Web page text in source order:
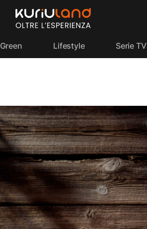
Green Lifestyle Serie TV